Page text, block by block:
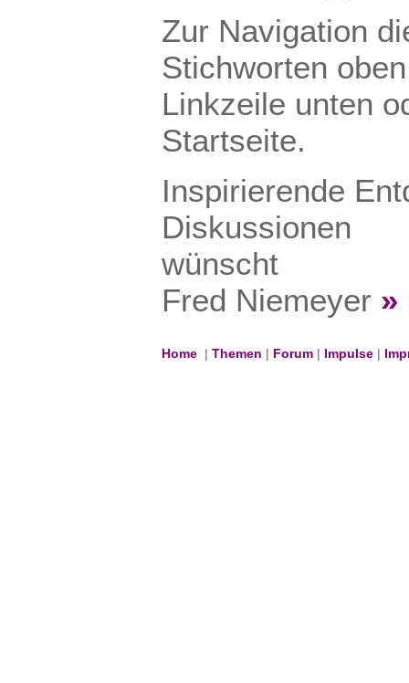
Zur Navigation
Stichworten
Linkzeile unten
Startseite.
Inspirierende
Diskussionen
wünscht
Fred Niemeyer »
Home | Themen | Forum | Impulse |